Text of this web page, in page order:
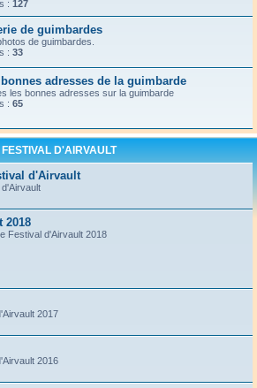
: 127
de guimbardes
de guimbardes.
: 33
bonnes adresses de la guimbarde
les bonnes adresses sur la guimbarde
: 65
FESTIVAL D'AIRVAULT
d'Airvault
2018
Festival d'Airvault 2018
2017
2016